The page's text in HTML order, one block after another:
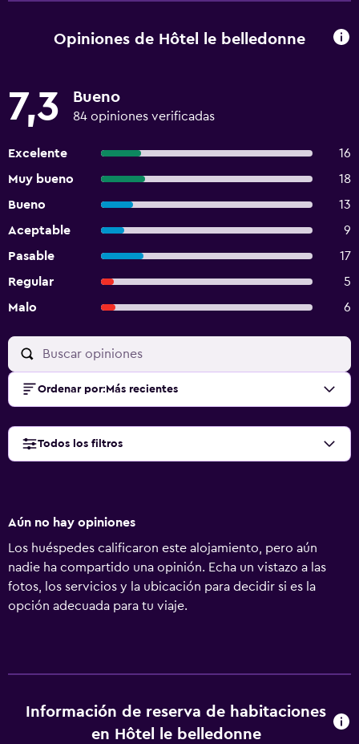
Opiniones de Hôtel le belledonne
7,3 Bueno
84 opiniones verificadas
Excelente
16
Muy bueno
18
Bueno
13
Aceptable
9
Pasable
17
Regular
5
Malo
6
Ordenar por: Más recientes
Todos los filtros
Aún no hay opiniones
Los huéspedes calificaron este alojamiento, pero aún
nadie ha compartido una opinión. Echa un vistazo a las
fotos, los servicios y la ubicación para decidir si es la
opción adecuada para tu viaje.
Información de reserva de habitaciones
en Hôtel le belledonne